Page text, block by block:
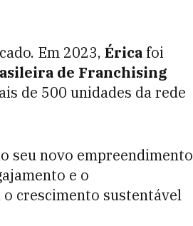
Em 2023, Érica foi
de Franchising
de 500 unidades da rede
seu novo empreendimento
e o
crescimento sustentável